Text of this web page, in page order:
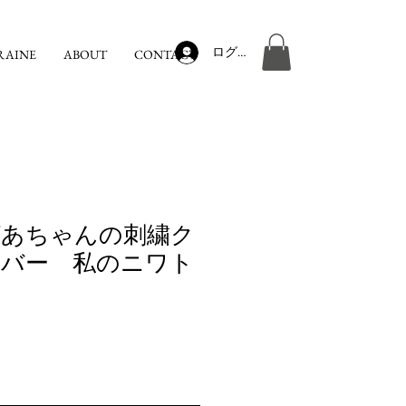
ABOUT CONTACT ログイン
ちゃんの刺繍ク
ー 私のニワト